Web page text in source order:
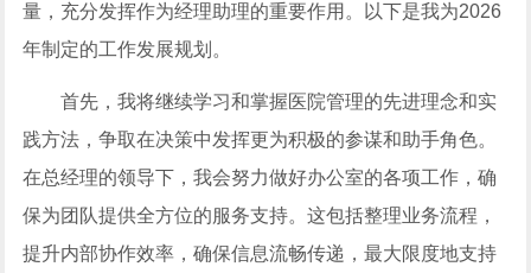
量，充分发挥作为经理助理的重要作用。以下是我为2026
年制定的工作发展规划。
首先，我将继续学习和掌握医院管理的先进理念和实
践方法，争取在决策中发挥更为积极的参谋和助手角色。
在总经理的领导下，我会努力做好办公室的各项工作，确
保为团队提供全方位的服务支持。这包括整理业务流程，
提升内部协作效率，确保信息流畅传递，最大限度地支持